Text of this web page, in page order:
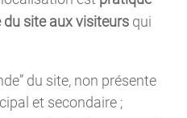
site aux visiteurs qui
du site, non présente
et secondaire ;